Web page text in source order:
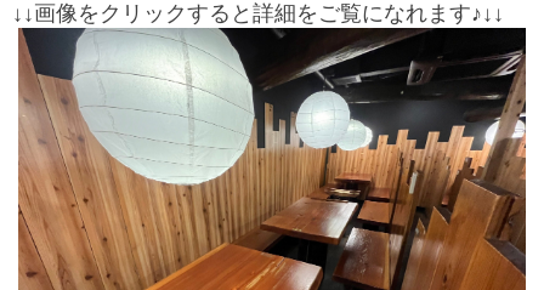
↓↓画像をクリックすると詳細をご覧になれます♪↓↓